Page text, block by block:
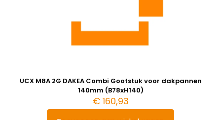
UCX M8A 2G DAKEA Combi Gootstuk voor dakpannen
140mm (B78xH140)
€160,93